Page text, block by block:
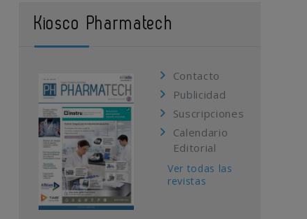
Kiosco Pharmatech
Contacto
Publicidad
Suscripciones
Calendario
Editorial
Ver todas las
revistas